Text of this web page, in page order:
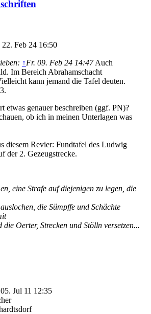
Feb 24 16:50
↑Fr. 09. Feb 24 14:47Auch
Im Bereich Abrahamschacht
kann jemand die Tafel deuten.
etwas genauer beschreiben (ggf. PN)?
ob ich in meinen Unterlagen was
diesem Revier: Fundtafel des Ludwig
der 2. Gezeugstrecke.
eine Strafe auf diejenigen zu legen, die
die Sümpffe und Schächte
die Oerter, Strecken und Stölln versetzen...
Jul 11 12:35